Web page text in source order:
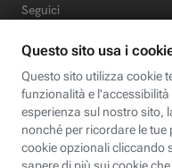
Seguici
Scopri Fastweb